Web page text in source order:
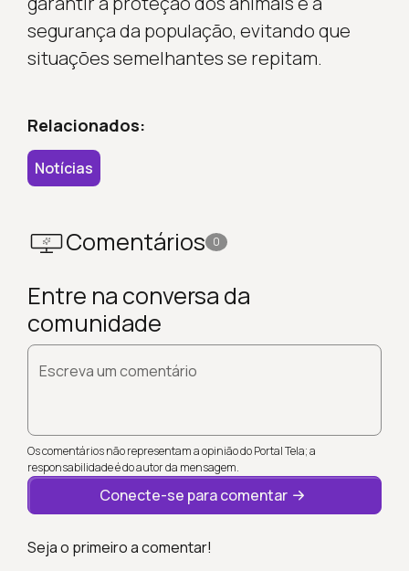
segurança da população, evitando que
situações semelhantes se repitam.
Relacionados:
Notícias
Comentários 0
Entre na conversa da
comunidade
Escreva um comentário
Os comentários não representam a opinião do Portal Tela; a
responsabilidade é do autor da mensagem.
Conecte-se para comentar
Seja o primeiro a comentar!